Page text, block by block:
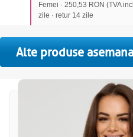
Femei · 250,53 RON (TVA
zile · retur 14 zile
Alte produse